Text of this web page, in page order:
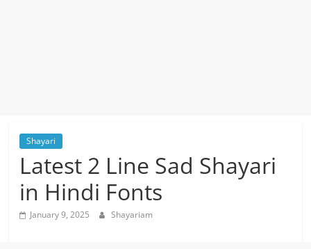
Shayari
Latest 2 Line Sad Shayari
in Hindi Fonts
January 9, 2025 Shayariam